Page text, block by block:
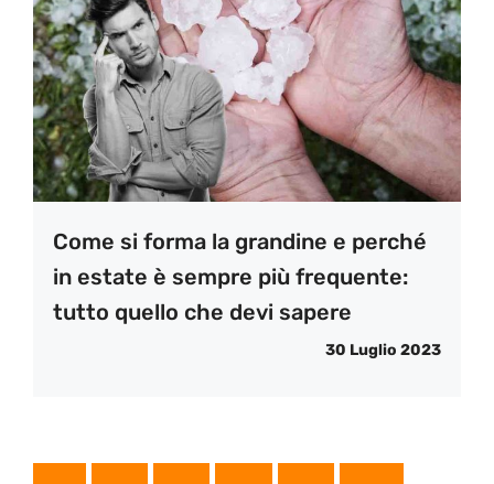
Come si forma la grandine e perché
in estate è sempre più frequente:
tutto quello che devi sapere
30 Luglio 2023